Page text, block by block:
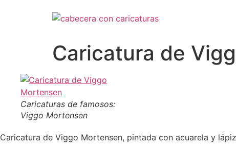
Caricatura de
Caricaturas de famosos:
Viggo Mortensen
Caricatura de Viggo Mortensen, pintada con acuarela y